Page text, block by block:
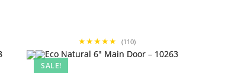
★★★★★ (110)
SALE!